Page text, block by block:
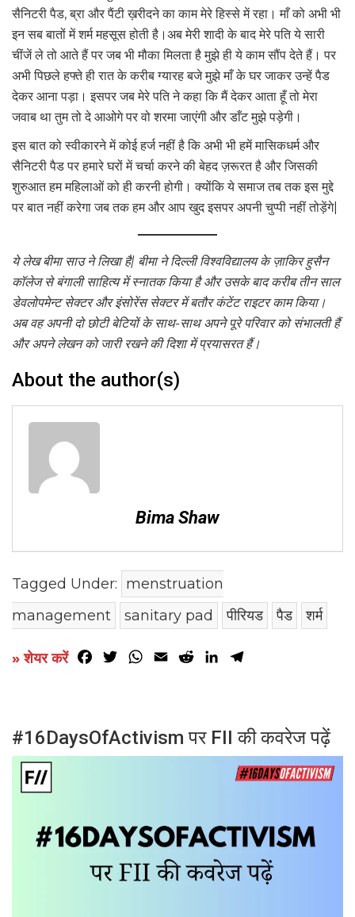
सैनिटरी पैड, ब्रा और पैंटी ख़रीदने का काम मेरे हिस्से में रहा। माँ को अभी भी
इन सब बातों में शर्म महसूस होती है।अब मेरी शादी के बाद मेरे पति ये सारी
चींजें ले तो आते हैं पर जब भी मौका मिलता है मुझे ही ये काम सौंप देते हैं। पर
अभी पिछले हफ्ते ही रात के करीब ग्यारह बजे मुझे माँ के घर जाकर उन्हें पैड
देकर आना पड़ा। इसपर जब मेरे पति ने कहा कि मैं देकर आता हूँ तो मेरा
जवाब था तुम तो दे आओगे पर वो शरमा जाएंगी और डाँट मुझे पड़ेगी।
इस बात को स्वीकारने में कोई हर्ज नहीं है कि अभी भी हमें मासिकधर्म और
सैनिटरी पैड पर हमारे घरों में चर्चा करने की बेहद ज़रूरत है और जिसकी
शुरुआत हम महिलाओं को ही करनी होगी। क्योंकि ये समाज तब तक इस मुद्दे
पर बात नहीं करेगा जब तक हम और आप खुद इसपर अपनी चुप्पी नहीं तोड़ेंगे|
ये लेख बीमा साउ ने लिखा है| बीमा ने दिल्ली विश्वविद्यालय के ज़ाकिर हुसैन
कॉलेज से बंगाली साहित्य में स्नातक किया है और उसके बाद करीब तीन साल
डेवलोपमेन्ट सेक्टर और इंसोरेंस सेक्टर में बतौर कंटेंट राइटर काम किया।
अब वह अपनी दो छोटी बेटियों के साथ-साथ अपने पूरे परिवार को संभालती हैं
और अपने लेखन को जारी रखने की दिशा में प्रयासरत हैं।
About the author(s)
Bima Shaw
Tagged Under: menstruation
management
sanitary pad पीरियड पैड शर्म
» शेयर करें Facebook
TwitterWhatsApp
Email RedditLinkedIn
#16DaysOfActivism पर FII की कवरेज पढ़ें